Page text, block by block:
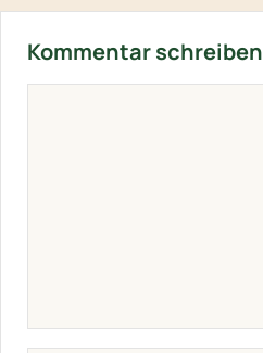
Kommentar schreiben